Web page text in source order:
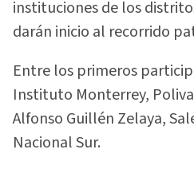
instituciones de los
darán inicio al recorrido
Entre los primeros
Instituto Monterrey,
Alfonso Guillén Zelaya,
Nacional Sur.